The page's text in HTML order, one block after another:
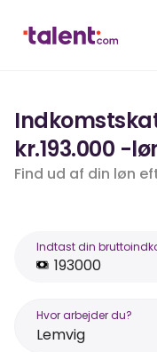
kr.193.000 -
Find ud af din løn
Indtast din
Hvor arbejder du?
Lemvig